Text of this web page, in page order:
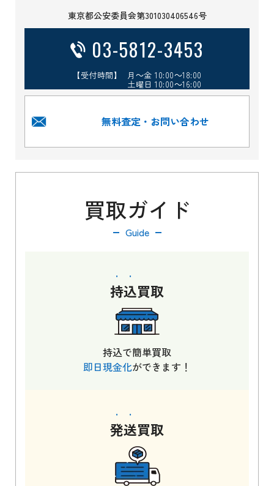
東京都公安委員会第301030406546号
03-5812-3453
【受付時間】 月～金 10:00～18:00
土曜日 10:00～16:00
無料査定・お問い合わせ
買取ガイド
Guide
持込買取
持込で簡単買取
即日現金化ができます！
発送買取